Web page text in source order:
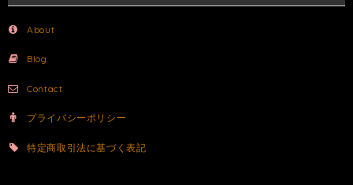
About
Blog
Contact
プライバシーポリシー
特定商取引法に基づく表記